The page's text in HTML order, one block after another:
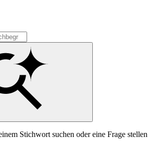
Stichwort suchen oder eine Frage stellen